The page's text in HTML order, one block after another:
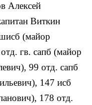
Алексей
Виткин
(майор
гв. сапб (майор
99 отд. сапб
147 исб
178 отд.